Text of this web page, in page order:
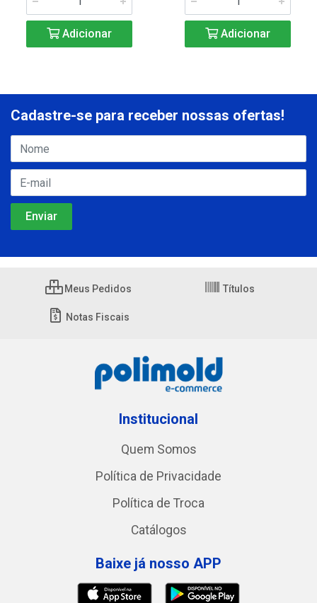
Adicionar Adicionar
Cadastre-se para receber nossas ofertas!
Meus Pedidos Títulos
Notas Fiscais
Institucional
Quem Somos
Política de Privacidade
Política de Troca
Catálogos
Baixe já nosso APP